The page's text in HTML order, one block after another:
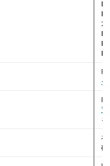
■
■
2)
■
■
■
置
を
在
確